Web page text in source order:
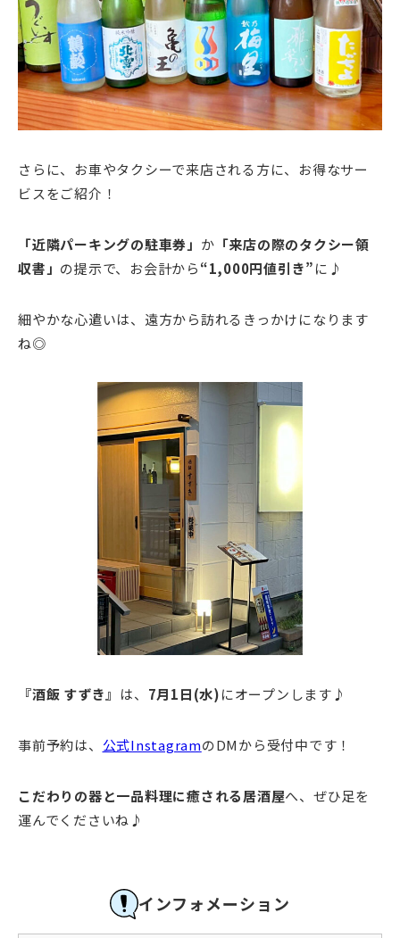
さらに、お車やタクシーで来店される方に、お得なサー
ビスをご紹介！
「近隣パーキングの駐車券」 か 「来店の際のタクシー領
収書」 の提示で、お会計から“1,000円値引き”に♪
細やかな心遣いは、遠方から訪れるきっかけになります
ね◎
『酒飯 すずき』 は、 7月1日(水)にオープンします♪
事前予約は、 公式InstagramのDMから受付中です！
こだわりの器と一品料理に癒される居酒屋へ、ぜひ足を
運んでくださいね♪
インフォメーション